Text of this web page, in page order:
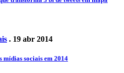
. 19 abr 2014
mídias sociais em 2014